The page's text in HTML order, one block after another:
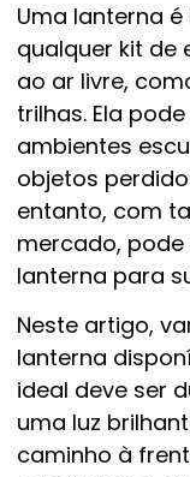
Uma lanterna
qualquer kit de
ao ar livre,
trilhas. Ela
ambientes
objetos
entanto, com
mercado,
lanterna para
Neste artigo,
lanterna
ideal deve ser
uma luz
caminho à